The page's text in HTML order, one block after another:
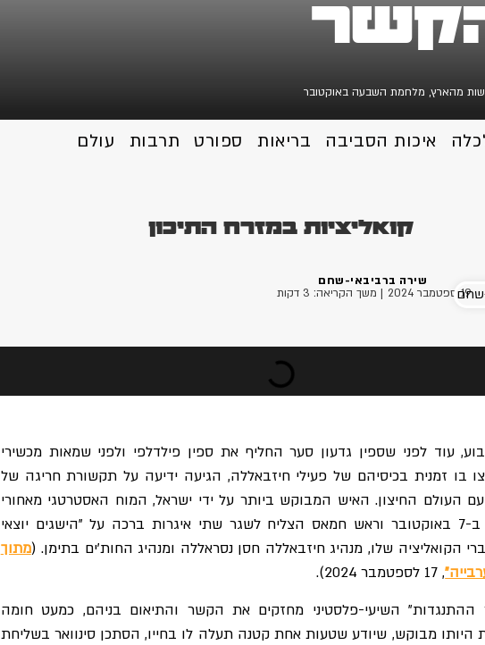
הקשר
מהארץ, מלחמת השבעה באוקטובר
איכות הסביבה בריאות ספורט תרבות עולם
קואליציות במזרח התיכון
שירה ברביבאי-שחם
19 ספטמבר 2024
| משך הקריאה: 3 דקות
עוד לפני שספין גדעון סער החליף את ספין פילדלפי ולפני שמאות מכשירי
בו זמנית בכיסיהם של פעילי חיזבאללה, הגיעה ידיעה על תקשורת חריגה של
עם העולם החיצון. האיש המבוקש ביותר על ידי ישראל, המוח האסטרטגי מאחורי
יום הבלהות ב-7 באוקטובר וראש חמאס הצליח לשגר שתי איגרות ברכה על "הישגים יוצאי
הקואליציה שלו, מנהיג חיזבאללה חסן נסראללה ומנהיג החות'ים בתימן. (מתוך
, 17 לספטמבר 2024).
ההתנגדות" השיעי-פלסטיני מחזקים את הקשר והתיאום בניהם, כמעט חומה
היותו מבוקש, שיודע שטעות אחת קטנה תעלה לו בחייו, הסתכן סינוואר בשליחת